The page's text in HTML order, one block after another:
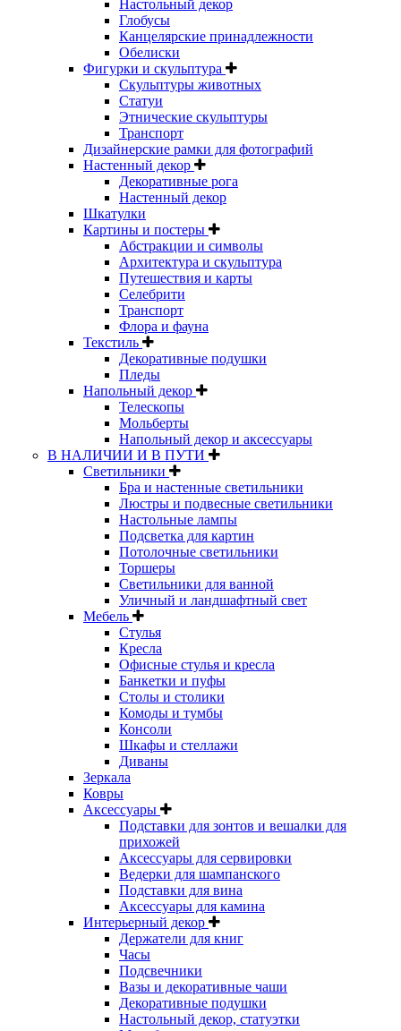
Настольный декор
Глобусы
Канцелярские принадлежности
Обелиски
Фигурки и скульптура
Скульптуры животных
Статуи
Этнические скульптуры
Транспорт
Дизайнерские рамки для фотографий
Настенный декор
Декоративные рога
Настенный декор
Шкатулки
Картины и постеры
Абстракции и символы
Архитектура и скульптура
Путешествия и карты
Селебрити
Транспорт
Флора и фауна
Текстиль
Декоративные подушки
Пледы
Напольный декор
Телескопы
Мольберты
Напольный декор и аксессуары
В НАЛИЧИИ И В ПУТИ
Светильники
Бра и настенные светильники
Люстры и подвесные светильники
Настольные лампы
Подсветка для картин
Потолочные светильники
Торшеры
Светильники для ванной
Уличный и ландшафтный свет
Мебель
Стулья
Кресла
Офисные стулья и кресла
Банкетки и пуфы
Столы и столики
Комоды и тумбы
Консоли
Шкафы и стеллажи
Диваны
Зеркала
Ковры
Аксессуары
Подставки для зонтов и вешалки для
прихожей
Аксессуары для сервировки
Ведерки для шампанского
Подставки для вина
Аксессуары для камина
Интерьерный декор
Держатели для книг
Часы
Подсвечники
Вазы и декоративные чаши
Декоративные подушки
Настольный декор, статуэтки